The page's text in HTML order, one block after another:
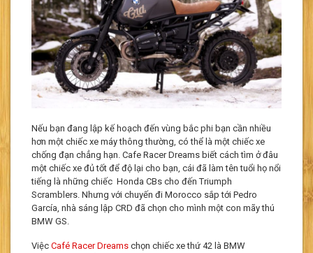
Nếu bạn đang lập kế hoạch đến vùng bắc phi bạn cần nhiều
hơn một chiếc xe máy thông thường, có thể là một chiếc xe
chống đạn chẳng hạn. Cafe Racer Dreams biết cách tìm ở đâu
một chiếc xe đủ tốt để độ lại cho bạn, cái đã làm tên tuổi họ nổi
tiếng là những chiếc Honda CBs cho đến Triumph
Scramblers. Nhưng với chuyến đi Morocco sắp tới Pedro
García, nhà sáng lập CRD đã chọn cho mình một con mãy thú
BMW GS.
Việc Café Racer Dreams chọn chiếc xe thứ 42 là BMW